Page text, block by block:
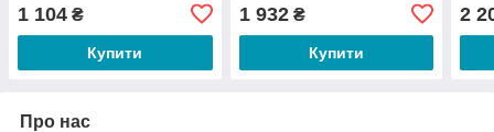
1 104 ₴
Купити
1 932₴
Купити
2
Про нас